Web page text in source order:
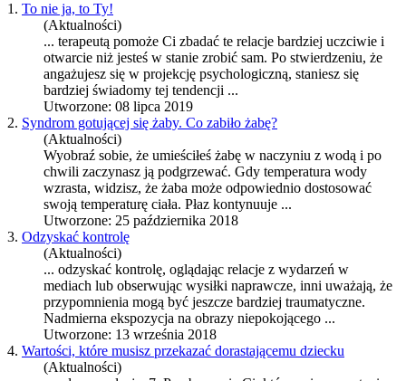
1. To nie ja, to Ty!
(Aktualności)
... terapeutą pomoże Ci zbadać te relacje bardziej uczciwie i
otwarcie niż jesteś w stanie zrobić sam. Po stwierdzeniu, że
angażujesz się w projekcję psychologiczną, staniesz się
bardziej świadomy tej tendencji ...
Utworzone: 08 lipca 2019
2. Syndrom gotującej się żaby. Co zabiło żabę?
(Aktualności)
Wyobraź sobie, że umieściłeś żabę w naczyniu z wodą i po
chwili zaczynasz ją podgrzewać. Gdy temperatura wody
wzrasta, widzisz, że żaba może odpowiednio dostosować
swoją temperaturę ciała. Płaz kontynuuje ...
Utworzone: 25 października 2018
3. Odzyskać kontrolę
(Aktualności)
... odzyskać kontrolę, oglądając relacje z wydarzeń w
mediach lub obserwując wysiłki naprawcze, inni uważają, że
przypomnienia mogą być jeszcze bardziej traumatyczne.
Nadmierna ekspozycja na obrazy niepokojącego ...
Utworzone: 13 września 2018
4. Wartości, które musisz przekazać dorastającemu dziecku
(Aktualności)